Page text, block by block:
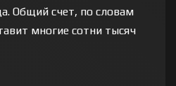
Общий счет, по словам
многие сотни тысяч